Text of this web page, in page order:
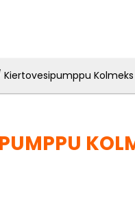
Kiertovesipumppu